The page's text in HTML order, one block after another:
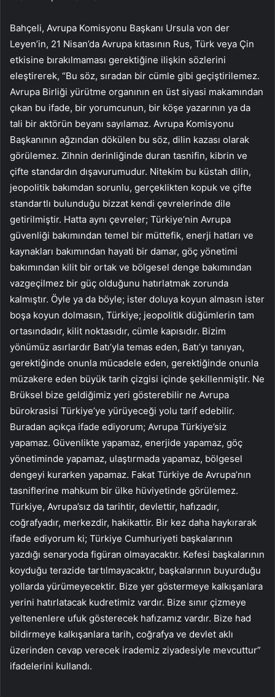
Bahçeli, Avrupa Komisyonu Başkanı Ursula von der
Leyen’in, 21 Nisan’da Avrupa kıtasının Rus, Türk veya Çin
etkisine bırakılmaması gerektiğine ilişkin sözlerini
eleştirerek, “Bu söz, sıradan bir cümle gibi geçiştirilemez.
Avrupa Birliği yürütme organının en üst siyasi makamından
çıkan bu ifade, bir yorumcunun, bir köşe yazarının ya da
tali bir aktörün beyanı sayılamaz. Avrupa Komisyonu
Başkanının ağzından dökülen bu söz, dilin kazası olarak
görülemez. Zihnin derinliğinde duran tasnifin, kibrin ve
çifte standardın dışavurumudur. Nitekim bu küstah dilin,
jeopolitik bakımdan sorunlu, gerçeklikten kopuk ve çifte
standartlı bulunduğu bizzat kendi çevrelerinde dile
getirilmiştir. Hatta aynı çevreler; Türkiye’nin Avrupa
güvenliği bakımından temel bir müttefik, enerji hatları ve
kaynakları bakımından hayati bir damar, göç yönetimi
bakımından kilit bir ortak ve bölgesel denge bakımından
vazgeçilmez bir güç olduğunu hatırlatmak zorunda
kalmıştır. Öyle ya da böyle; ister doluya koyun almasın ister
boşa koyun dolmasın, Türkiye; jeopolitik düğümlerin tam
ortasındadır, kilit noktasıdır, cümle kapısıdır. Bizim
yönümüz asırlardır Batı’yla temas eden, Batı’yı tanıyan,
gerektiğinde onunla mücadele eden, gerektiğinde onunla
müzakere eden büyük tarih çizgisi içinde şekillenmiştir. Ne
Brüksel bize geldiğimiz yeri gösterebilir ne Avrupa
bürokrasisi Türkiye’ye yürüyeceği yolu tarif edebilir.
Buradan açıkça ifade ediyorum; Avrupa Türkiye’siz
yapamaz. Güvenlikte yapamaz, enerjide yapamaz, göç
yönetiminde yapamaz, ulaştırmada yapamaz, bölgesel
dengeyi kurarken yapamaz. Fakat Türkiye de Avrupa’nın
tasniflerine mahkum bir ülke hüviyetinde görülemez.
Türkiye, Avrupa’sız da tarihtir, devlettir, hafızadır,
coğrafyadır, merkezdir, hakikattir. Bir kez daha haykırarak
ifade ediyorum ki; Türkiye Cumhuriyeti başkalarının
yazdığı senaryoda figüran olmayacaktır. Kefesi başkalarının
koyduğu terazide tartılmayacaktır, başkalarının buyurduğu
yollarda yürümeyecektir. Bize yer göstermeye kalkışanlara
yerini hatırlatacak kudretimiz vardır. Bize sınır çizmeye
yeltenenlere ufuk gösterecek hafızamız vardır. Bize had
bildirmeye kalkışanlara tarih, coğrafya ve devlet aklı
üzerinden cevap verecek irademiz ziyadesiyle mevcuttur”
ifadelerini kullandı.